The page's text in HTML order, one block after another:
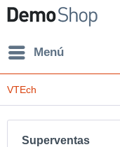
Menú
VTEch
Superventas